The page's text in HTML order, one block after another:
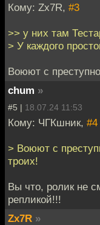
Кому: Zx7R, #3
>> у них там
> У каждого
Воюют с
chum »
#5 | 18.07.24 11:53
Кому: ЧГКшник, #4
> Воюют с
троих!
Вы что, ролик не
репликой!!!
Zx7R »